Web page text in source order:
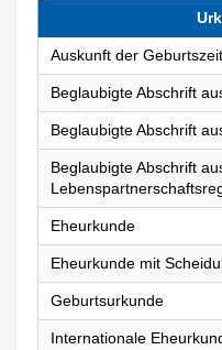
Auskunft der Geburtszeit
Beglaubigte Abschrift
Beglaubigte Abschrift
Beglaubigte Abschrift
Eheurkunde
Eheurkunde mit
Geburtsurkunde
Internationale